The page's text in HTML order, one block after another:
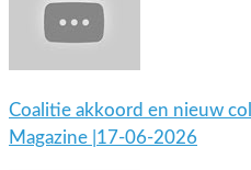
Coalitie akkoord en nieuw
Magazine |17-06-2026